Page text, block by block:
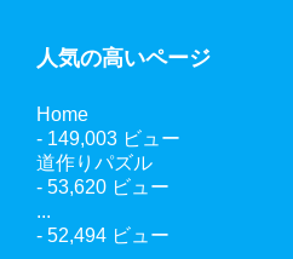
人気の高いページ
Home
- 149,003 ビュー
道作りパズル
- 53,620 ビュー
...
- 52,494 ビュー